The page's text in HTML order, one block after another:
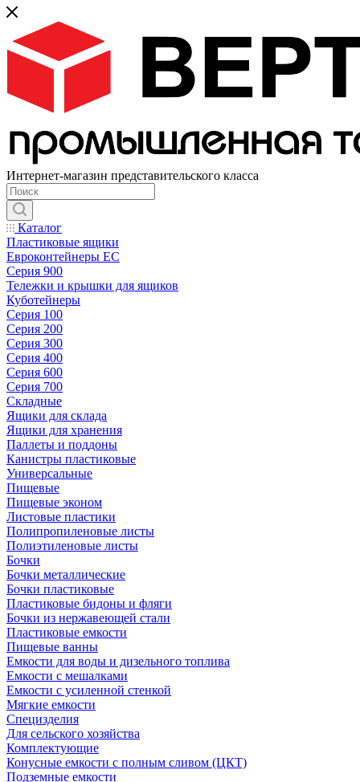
Интернет-магазин представительского класса
Каталог
Пластиковые ящики
Евроконтейнеры ЕС
Серия 900
Тележки и крышки для ящиков
Куботейнеры
Серия 100
Серия 200
Серия 300
Серия 400
Серия 600
Серия 700
Складные
Ящики для склада
Ящики для хранения
Паллеты и поддоны
Канистры пластиковые
Универсальные
Пищевые
Пищевые эконом
Листовые пластики
Полипропиленовые листы
Полиэтиленовые листы
Бочки
Бочки металлические
Бочки пластиковые
Пластиковые бидоны и фляги
Бочки из нержавеющей стали
Пластиковые емкости
Пищевые ванны
Емкости для воды и дизельного топлива
Емкости с мешалками
Емкости с усиленной стенкой
Мягкие емкости
Специзделия
Для сельского хозяйства
Комплектующие
Конусные емкости с полным сливом (ЦКТ)
Подземные емкости